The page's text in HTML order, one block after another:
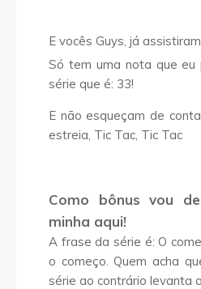
E vocês Guys, já
Só tem uma nota que eu
série que é: 33!
E não esqueçam de
estreia, Tic Tac, Tic Tac
Como bônus vou
minha aqui!
A frase da série é: O
o começo. Quem acha
série ao contrário levanta